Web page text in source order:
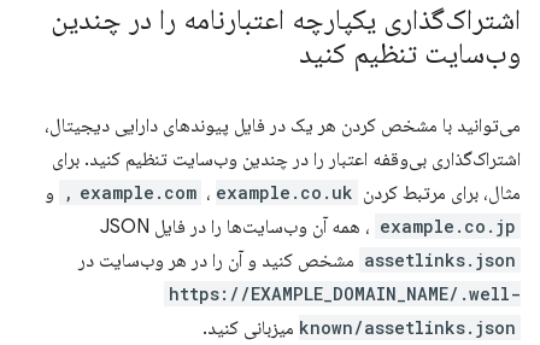
اشتراک‌گذاری یکپارچه اعتبارنامه را در چندین
وب‌سایت تنظیم کنید
می‌توانید با مشخص کردن هر یک در فایل پیوندهای دارایی دیجیتال،
اشتراک‌گذاری بی‌وقفه اعتبار را در چندین وب‌سایت تنظیم کنید. برای
مثال، برای مرتبط کردن
example.com ، example.co.uk, و
example.co.jp ، همه آن وب‌سایت‌ها را در فایل JSON
assetlinks.json مشخص کنید و آن را در هر وب‌سایت در
https://EXAMPLE_DOMAIN_NAME/.well-
known/assetlinks.json میزبانی کنید.